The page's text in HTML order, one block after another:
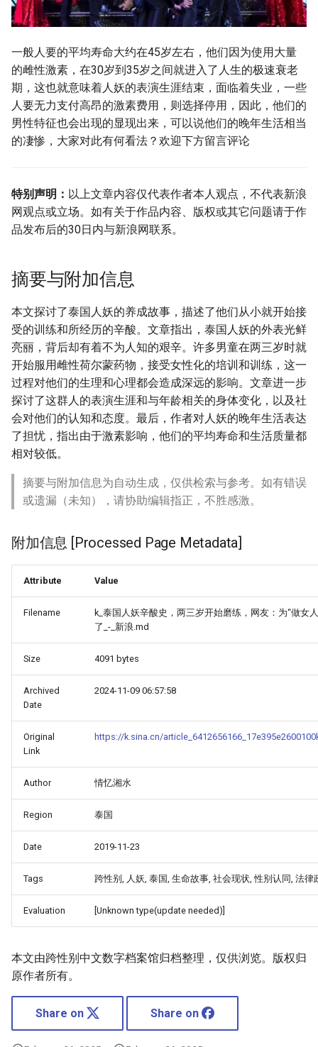
一般人要的平均寿命大约在45岁左右，他们因为使用大量
的雌性激素，在30岁到35岁之间就进入了人生的极速衰老
期，这也就意味着人妖的表演生涯结束，面临着失业，一些
人要无力支付高昂的激素费用，则选择停用，因此，他们的
男性特征也会出现的显现出来，可以说他们的晚年生活相当
的凄惨，大家对此有何看法？欢迎下方留言评论
特别声明： 以上文章内容仅代表作者本人观点，不代表新浪
网观点或立场。如有关于作品内容、版权或其它问题请于作
品发布后的30日内与新浪网联系。
摘要与附加信息
本文探讨了泰国人妖的养成故事，描述了他们从小就开始接
受的训练和所经历的辛酸。文章指出，泰国人妖的外表光鲜
亮丽，背后却有着不为人知的艰辛。许多男童在两三岁时就
开始服用雌性荷尔蒙药物，接受女性化的培训和训练，这一
过程对他们的生理和心理都会造成深远的影响。文章进一步
探讨了这群人的表演生涯和与年龄相关的身体变化，以及社
会对他们的认知和态度。最后，作者对人妖的晚年生活表达
了担忧，指出由于激素影响，他们的平均寿命和生活质量都
相对较低。
摘要与附加信息为自动生成，仅供检索与参考。如有错误
或遗漏（未知），请协助编辑指正，不胜感激。
附加信息 [Processed Page Metadata]
Attribute Value
Filename
k_泰国人妖辛酸史，两三岁开始磨练，网友：为“做女
了_-_新浪.md
Size 4091 bytes
Archived
Date
2024-11-09 06:57:58
Original
Link
https://k.sina.cn/
Author 情忆湘水
Region 泰国
Date 2019-11-23
Tags 跨性别, 人妖, 泰国, 生命故事, 社会现状, 性别认同, 法律
Evaluation [Unknown type(update needed)]
本文由跨性别中文数字档案馆归档整理，仅供浏览。版权归
原作者所有。
Share on Share on